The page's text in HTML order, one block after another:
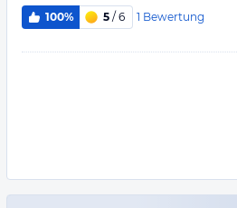
100% 5 / 6 1 Bewertung